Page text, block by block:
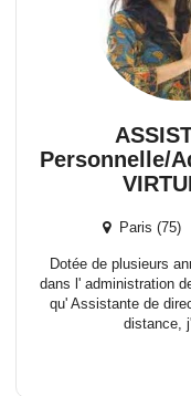
Personnelle/
Paris
Dotée de plusieurs
dans l' administration
qu' Assistante de
distance,